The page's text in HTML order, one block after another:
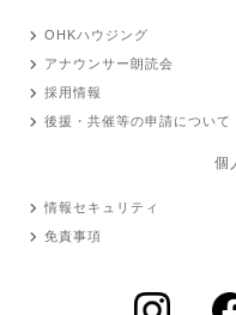
OHKハウジング
アナウンサー朗読会
採用情報
後援・共催等の申請について
個
情報セキュリティ
免責事項